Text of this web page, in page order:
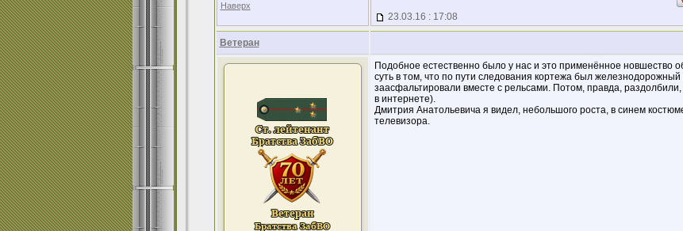
Наверх
23.03.16 : 17:08
Ветеран
Подобное естественно было у нас и это применённое новшество
суть в том, что по пути следования кортежа был железнодорожный
заасфальтировали вместе с рельсами. Потом, правда,
в интернете).
Дмитрия Анатольевича я видел, небольшого роста, в синем
телевизора.